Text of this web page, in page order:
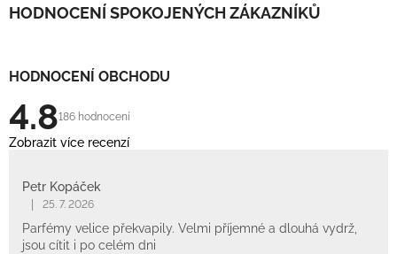
HODNOCENÍ SPOKOJENÝCH ZÁKAZNÍKŮ
HODNOCENÍ OBCHODU
4.8186 hodnocení
Zobrazit více recenzí
Petr Kopáček
25. 7. 2026
Parfémy velice překvapily. Velmi příjemné a dlouhá vydrž,
jsou cítit i po celém dni